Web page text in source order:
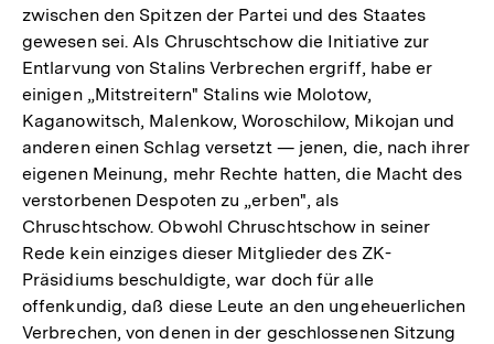
zwischen den Spitzen der Partei und des Staates
gewesen sei. Als Chruschtschow die Initiative zur
Entlarvung von Stalins Verbrechen ergriff, habe er
einigen „Mitstreitern" Stalins wie Molotow,
Kaganowitsch, Malenkow, Woroschilow, Mikojan und
anderen einen Schlag versetzt — jenen, die, nach ihrer
eigenen Meinung, mehr Rechte hatten, die Macht des
verstorbenen Despoten zu „erben", als
Chruschtschow. Obwohl Chruschtschow in seiner
Rede kein einziges dieser Mitglieder des ZK-
Präsidiums beschuldigte, war doch für alle
offenkundig, daß diese Leute an den ungeheuerlichen
Verbrechen, von denen in der geschlossenen Sitzung